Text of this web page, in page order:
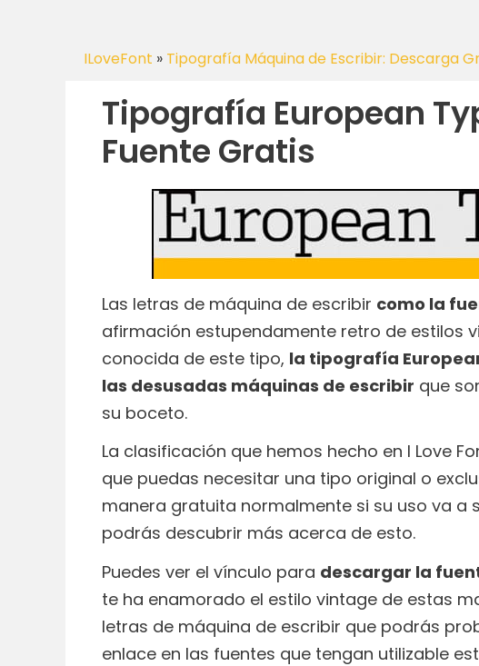
ILoveFont » Tipografía Máquina de Escribir: Descarga
Tipografía European
Fuente Gratis
Las letras de máquina de escribir como la
afirmación estupendamente retro de estilos
conocida de este tipo, la tipografía
las desusadas máquinas de escribir que
su boceto.
La clasificación que hemos hecho en I Love
que puedas necesitar una tipo original o
manera gratuita normalmente si su uso va a
podrás descubrir más acerca de esto.
Puedes ver el vínculo para descargar la
te ha enamorado el estilo vintage de estas
letras de máquina de escribir que podrás
enlace en las fuentes que tengan utilizable